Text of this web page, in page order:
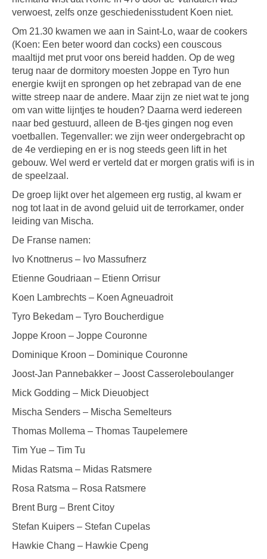
verwoest, zelfs onze geschiedenisstudent Koen niet.
Om 21.30 kwamen we aan in Saint-Lo, waar de cookers
(Koen: Een beter woord dan cocks) een couscous
maaltijd met prut voor ons bereid hadden. Op de weg
terug naar de dormitory moesten Joppe en Tyro hun
energie kwijt en sprongen op het zebrapad van de ene
witte streep naar de andere. Maar zijn ze niet wat te jong
om van witte lijntjes te houden? Daarna werd iedereen
naar bed gestuurd, alleen de B-tjes gingen nog even
voetballen. Tegenvaller: we zijn weer ondergebracht op
de 4e verdieping en er is nog steeds geen lift in het
gebouw. Wel werd er verteld dat er morgen gratis wifi is in
de speelzaal.
De groep lijkt over het algemeen erg rustig, al kwam er
nog tot laat in de avond geluid uit de terrorkamer, onder
leiding van Mischa.
De Franse namen:
Ivo Knottnerus – Ivo Massufnerz
Etienne Goudriaan – Etienn Orrisur
Koen Lambrechts – Koen Agneuadroit
Tyro Bekedam – Tyro Boucherdigue
Joppe Kroon – Joppe Couronne
Dominique Kroon – Dominique Couronne
Joost-Jan Pannebakker – Joost Casseroleboulanger
Mick Godding – Mick Dieuobject
Mischa Senders – Mischa Semelteurs
Thomas Mollema – Thomas Taupelemere
Tim Yue – Tim Tu
Midas Ratsma – Midas Ratsmere
Rosa Ratsma – Rosa Ratsmere
Brent Burg – Brent Citoy
Stefan Kuipers – Stefan Cupelas
Hawkie Chang – Hawkie Cpeng